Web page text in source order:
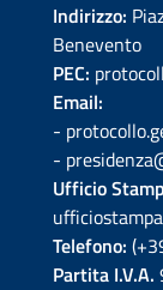
Indirizzo:
Benevento
PEC:
Email:
-
-
Ufficio
Telefono:
Partita I.V.A.